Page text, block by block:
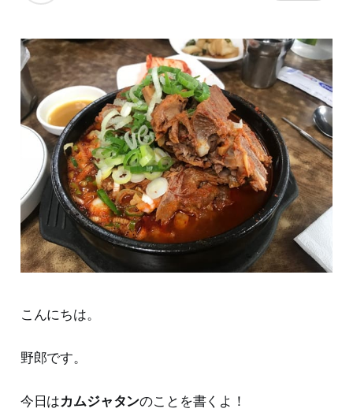
こんにちは。
野郎です。
今日はカムジャタンのことを書くよ！